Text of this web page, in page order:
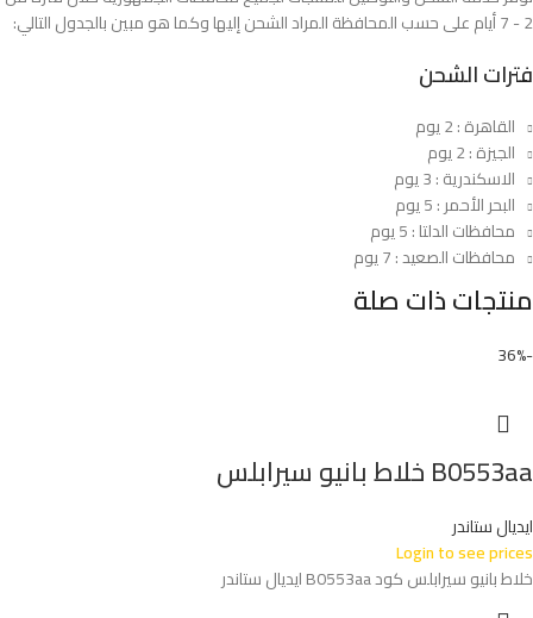
2 - 7 أيام على حسب المحافظة المراد الشحن إليها وكما هو مبين بالجدول التالي:
فترات الشحن
القاهرة : 2 يوم
الجيزة : 2 يوم
الاسكندرية : 3 يوم
البحر الأحمر : 5 يوم
محافظات الدلتا : 5 يوم
محافظات الصعيد : 7 يوم
منتجات ذات صلة
-36%
B0553aa خلاط بانيو سيرابلس
ايديال ستاندر
Login to see prices
خلاط بانيو سيرابلس كود B0553aa ايديال ستاندر